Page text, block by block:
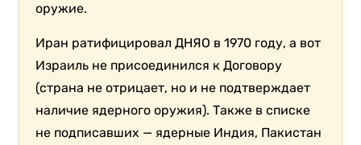
оружие.
Иран ратифицировал ДНЯО в 1970 году, а вот
Израиль не присоединился к Договору
(страна не отрицает, но и не подтверждает
наличие ядерного оружия). Также в списке
не подписавших — ядерные Индия, Пакистан